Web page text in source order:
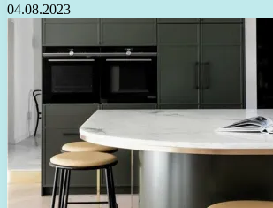
04.08.2023